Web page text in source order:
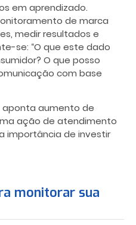
em aprendizado.
de marca
medir resultados e
se: “O que este dado
O que posso
com base
aponta aumento de
ação de atendimento
importância de investir
monitorar sua